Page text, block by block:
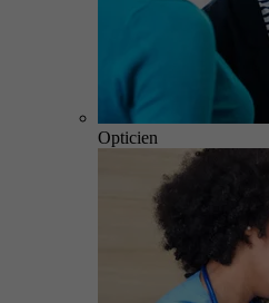
Opticien